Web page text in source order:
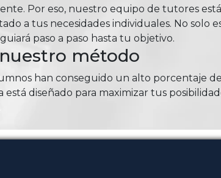
Por eso, nuestro equipo de tutores
a tus necesidades individuales. No solo
paso a paso hasta tu objetivo.
método
han conseguido un alto porcentaje
diseñado para maximizar tus